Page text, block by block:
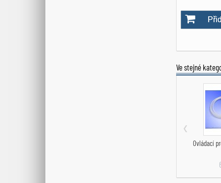
Ve stejné
Ovládací
‹